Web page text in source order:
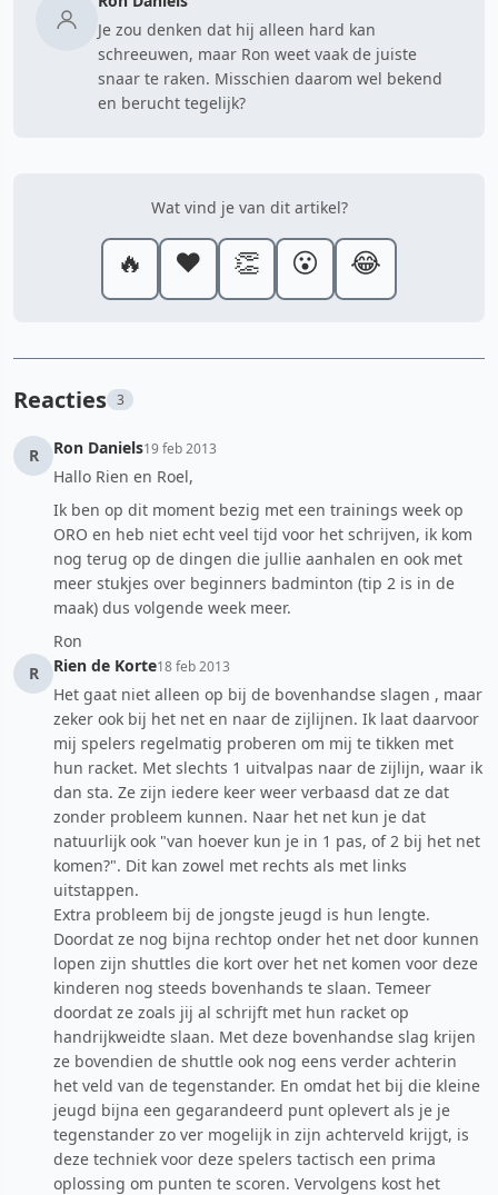
Je zou denken dat hij alleen hard kan
schreeuwen, maar Ron weet vaak de juiste
snaar te raken. Misschien daarom wel bekend
en berucht tegelijk?
Wat vind je van dit artikel?
🔥 ❤️ 👏 😮 😂
Reacties 3
R Ron Daniels19 feb 2013
Hallo Rien en Roel,
Ik ben op dit moment bezig met een trainings week op
ORO en heb niet echt veel tijd voor het schrijven, ik kom
nog terug op de dingen die jullie aanhalen en ook met
meer stukjes over beginners badminton (tip 2 is in de
maak) dus volgende week meer.
Ron
R
Rien de Korte18 feb 2013
Het gaat niet alleen op bij de bovenhandse slagen , maar
zeker ook bij het net en naar de zijlijnen. Ik laat daarvoor
mij spelers regelmatig proberen om mij te tikken met
hun racket. Met slechts 1 uitvalpas naar de zijlijn, waar ik
dan sta. Ze zijn iedere keer weer verbaasd dat ze dat
zonder probleem kunnen. Naar het net kun je dat
natuurlijk ook "van hoever kun je in 1 pas, of 2 bij het net
komen?". Dit kan zowel met rechts als met links
uitstappen.
Extra probleem bij de jongste jeugd is hun lengte.
Doordat ze nog bijna rechtop onder het net door kunnen
lopen zijn shuttles die kort over het net komen voor deze
kinderen nog steeds bovenhands te slaan. Temeer
doordat ze zoals jij al schrijft met hun racket op
handrijkweidte slaan. Met deze bovenhandse slag krijen
ze bovendien de shuttle ook nog eens verder achterin
het veld van de tegenstander. En omdat het bij die kleine
jeugd bijna een gegarandeerd punt oplevert als je je
tegenstander zo ver mogelijk in zijn achterveld krijgt, is
deze techniek voor deze spelers tactisch een prima
oplossing om punten te scoren. Vervolgens kost het